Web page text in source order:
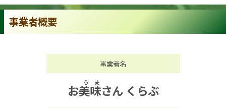
事業者概要
事業者名
お美味さん くらぶ